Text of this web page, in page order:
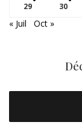
29 30
« Juil Oct »